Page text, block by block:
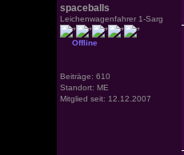
spaceballs
Leichenwagenfahrer 1-Sarg
Offline
Beiträge: 610
Standort: ME
Mitglied seit: 12.12.2007